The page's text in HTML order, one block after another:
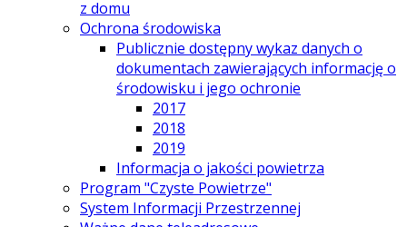
z domu
Ochrona środowiska
Publicznie dostępny wykaz danych o
dokumentach zawierających informację o
środowisku i jego ochronie
2017
2018
2019
Informacja o jakości powietrza
Program "Czyste Powietrze"
System Informacji Przestrzennej